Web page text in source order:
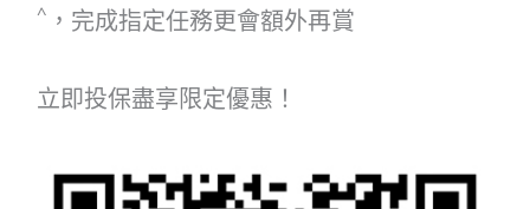
^ ，完成指定任務更會額外再賞
立即投保盡享限定優惠！